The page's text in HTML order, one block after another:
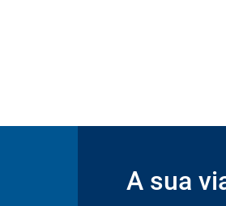
aeroporto por conta própria. Voo com
A sua